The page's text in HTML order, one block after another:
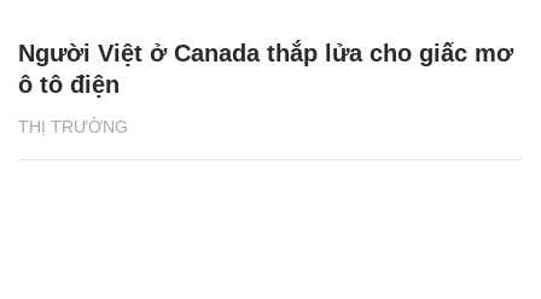
THỊ TRƯỜNG
Người Việt ở Canada thắp lửa cho giấc mơ
ô tô điện